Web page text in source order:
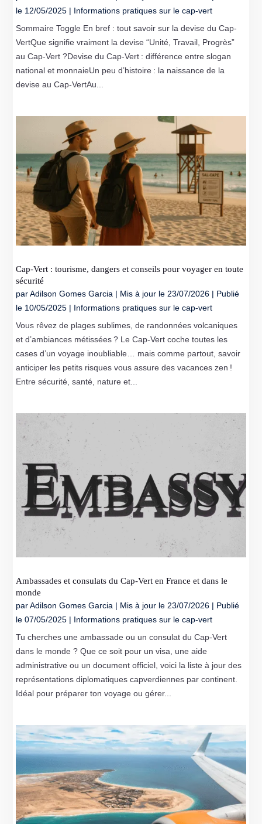
le 12/05/2025 | Informations pratiques sur le cap-vert
Sommaire Toggle En bref : tout savoir sur la devise du Cap-
VertQue signifie vraiment la devise “Unité, Travail, Progrès”
au Cap-Vert ?Devise du Cap-Vert : différence entre slogan
national et monnaieUn peu d’histoire : la naissance de la
devise au Cap-VertAu...
Cap-Vert : tourisme, dangers et conseils pour voyager en toute
sécurité
parAdilson Gomes Garcia | Mis à jour le 23/07/2026 | Publié
le 10/05/2025 | Informations pratiques sur le cap-vert
Vous rêvez de plages sublimes, de randonnées volcaniques
et d’ambiances métissées ? Le Cap-Vert coche toutes les
cases d’un voyage inoubliable… mais comme partout, savoir
anticiper les petits risques vous assure des vacances zen !
Entre sécurité, santé, nature et...
Ambassades et consulats du Cap-Vert en France et dans le
monde
parAdilson Gomes Garcia | Mis à jour le 23/07/2026 | Publié
le 07/05/2025 | Informations pratiques sur le cap-vert
Tu cherches une ambassade ou un consulat du Cap-Vert
dans le monde ? Que ce soit pour un visa, une aide
administrative ou un document officiel, voici la liste à jour des
représentations diplomatiques capverdiennes par continent.
Idéal pour préparer ton voyage ou gérer...